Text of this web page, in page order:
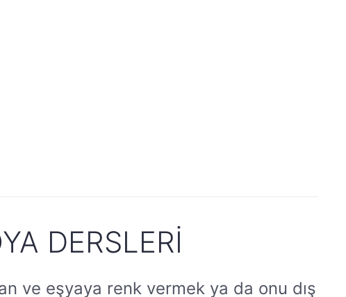
DERSLERI
ve eşyaya renk vermek ya da onu dış